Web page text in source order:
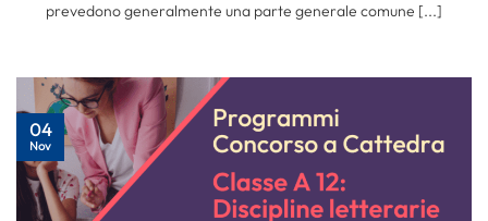
prevedono generalmente una parte generale comune [...]
04
Nov